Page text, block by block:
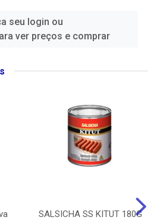
seu login ou
ver preços e comprar
SALSICHA SS KITUT 180G